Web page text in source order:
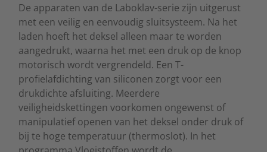
De apparaten van de Laboklav-serie zijn uitgerust
met een veilig en eenvoudig sluitsysteem. Na het
laden hoeft het deksel alleen maar te worden
aangedrukt, waarna het met een druk op de knop
motorisch wordt vergrendeld. Een T-
profielafdichting van siliconen zorgt voor een
drukdichte afsluiting. Meerdere
veiligheidskettingen voorkomen ongewenst of
manipulatief openen van het deksel onder druk of
bij te hoge temperatuur (thermoslot). In het